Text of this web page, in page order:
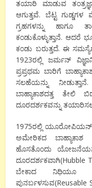
ತಯಾರಿ
ಮಾಡುವ
ಆಗುತ್ತವೆ. ಬೆಟ್ಟ ಗುಡ್ಡಗಳ
ಗ್ರಹಗಳನ್ನು
ಹಾಗೂ
ಕಂಡುಕೊಳ್ಳುತ್ತಾನೆ.ಆದರೆ
ಕಂಡು ಬರುತ್ತದೆ. ಈ
1923ರಲ್ಲಿ ಜರ್ಮನ್
ಪ್ರಪ್ರಥಮ ಬಾರಿಗೆ
ಸಲಹೆಯನ್ನು
ನೀಡುತ್ತಾನೆ
ಬಾಹ್ಯಾಕಾಶದತ್ತ
ತೇಲಿ
ದೂರದರ್ಶಕವನ್ನು
1975ರಲ್ಲಿ ಯೂರೋಪಿಯನ್
ಅಮೇರಿಕದ
ಬಾಹ್ಯಾಕಾಶ
ಹೊಸತೊಂದು
ದೂರದರ್ಶಕವಾಗಿ(Hubble
ಬೇಕಾದ
ನಿಧಿಯೂ
ಪುನರ್ಬಳಸುವ(Reusable